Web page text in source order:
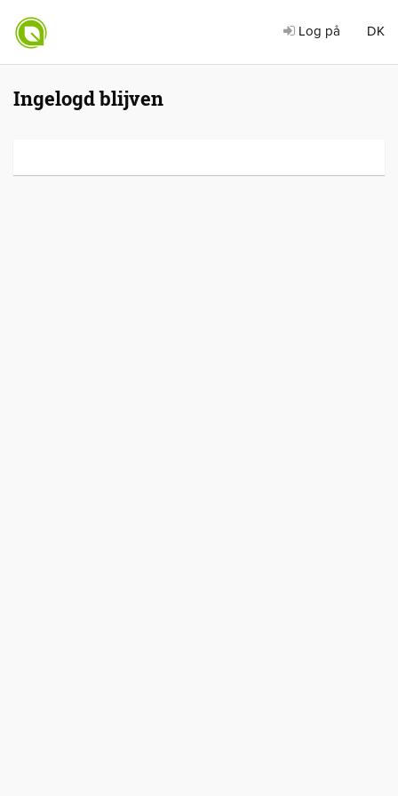
Log på DK
Ingelogd blijven